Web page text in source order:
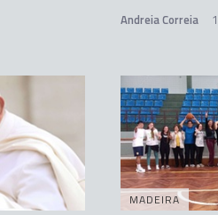
Andreia Correia
MADEIRA